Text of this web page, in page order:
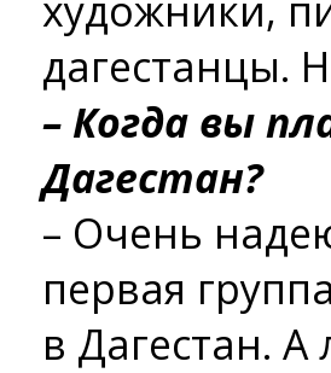
дагестанцы.
– Когда вы
Дагестан?
– Очень
первая
в Дагестан.